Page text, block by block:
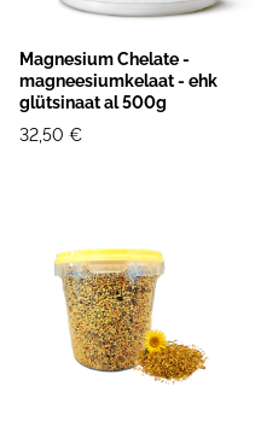
Magnesium Chelate -
magneesiumkelaat - ehk
glütsinaat al 500g
32,50 €